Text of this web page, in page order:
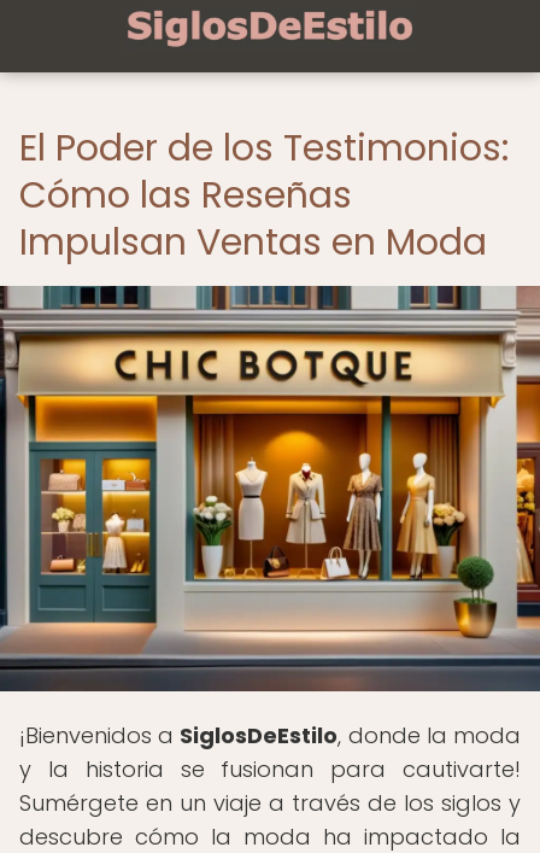
El Poder de los Testimonios:
Cómo las Reseñas
Impulsan Ventas en Moda
¡Bienvenidos a SiglosDeEstilo, donde la moda
y la historia se fusionan para cautivarte!
Sumérgete en un viaje a través de los siglos y
descubre cómo la moda ha impactado la